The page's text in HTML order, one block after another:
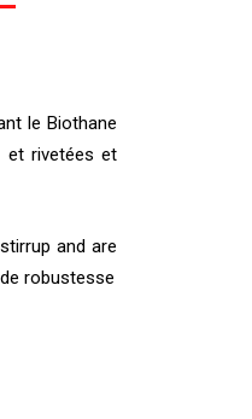
le Biothane
et rivetées et
and are
robustesse